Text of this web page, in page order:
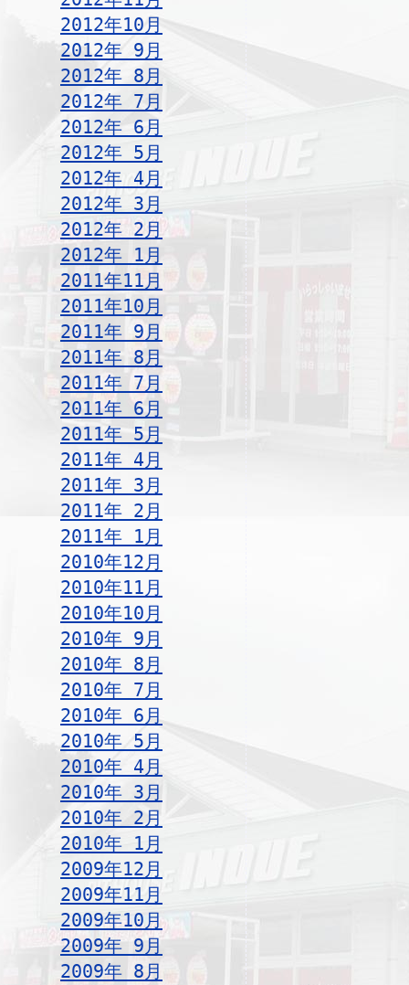
2012年10月
2012年 9月
2012年 8月
2012年 7月
2012年 6月
2012年 5月
2012年 4月
2012年 3月
2012年 2月
2012年 1月
2011年11月
2011年10月
2011年 9月
2011年 8月
2011年 7月
2011年 6月
2011年 5月
2011年 4月
2011年 3月
2011年 2月
2011年 1月
2010年12月
2010年11月
2010年10月
2010年 9月
2010年 8月
2010年 7月
2010年 6月
2010年 5月
2010年 4月
2010年 3月
2010年 2月
2010年 1月
2009年12月
2009年11月
2009年10月
2009年 9月
2009年 8月